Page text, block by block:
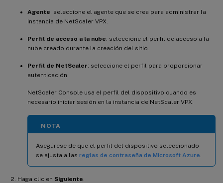
Agente: seleccione el agente que se crea para administrar la
instancia de NetScaler VPX.
Perfil de acceso a la nube: seleccione el perfil de acceso a la
nube creado durante la creación del sitio.
Perfil de NetScaler: seleccione el perfil para proporcionar
autenticación.
NetScaler Console usa el perfil del dispositivo cuando es
necesario iniciar sesión en la instancia de NetScaler VPX.
NOTA
Asegúrese de que el perfil del dispositivo seleccionado
se ajusta a las reglas de contraseña de Microsoft Azure
Haga clic en Siguiente